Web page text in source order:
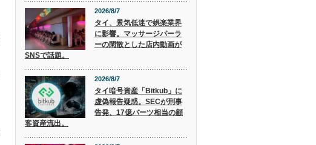
2026/8/7
タイ、景気低迷で娯楽業界
に影響。マッサージパーラ
ーの閑散とした店内動画が
SNSで話題。
2026/8/7
タイ暗号資産「Bitkub」に
虚偽報告疑惑。SECが刑事
告発、17億バーツ相当の顧
客資産流出。